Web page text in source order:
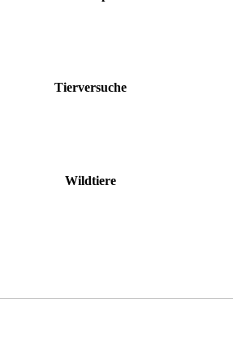
Tierversuche
Wildtiere